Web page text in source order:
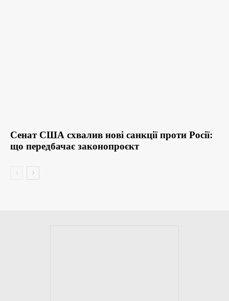
Сенат США схвалив нові санкції проти Росії:
що передбачає законопроєкт